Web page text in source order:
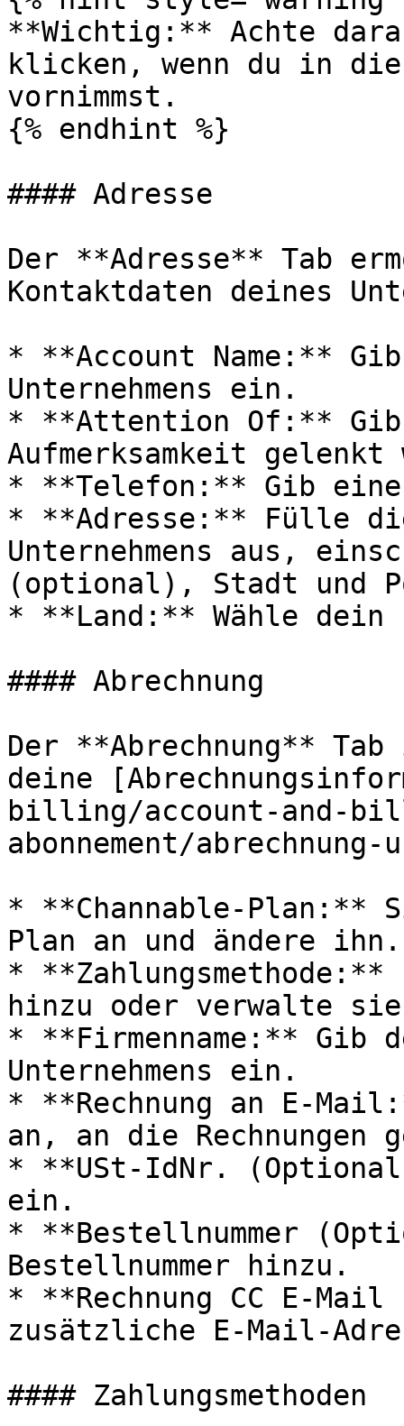
**Wichtig:** Achte
klicken, wenn du in
vornimmst.
{% endhint %}
#### Adresse
Der **Adresse** Tab
Kontaktdaten deines
* **Account Name:** Gib
Unternehmens ein.
* **Attention Of:**
Aufmerksamkeit
* **Telefon:** Gib eine
* **Adresse:** Fülle
Unternehmens aus,
(optional), Stadt und
* **Land:** Wähle dein
#### Abrechnung
Der **Abrechnung**
deine
billing/account-and-
abonnement/
* **Channable-Plan:**
Plan an und ändere ihn.
* **Zahlungsmethode:**
hinzu oder verwalte
* **Firmenname:** Gib
Unternehmens ein.
* **Rechnung an E-
an, an die Rechnungen
* **USt-IdNr.
ein.
* **Bestellnummer
Bestellnummer hinzu.
* **Rechnung CC E-
zusätzliche E-Mail-
#### Zahlungsmethoden